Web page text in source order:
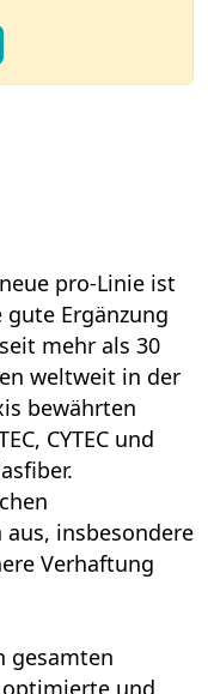
pro-Linie ist
gute Ergänzung
mehr als 30
weltweit in der
bewährten
CYTEC und
insbesondere
Verhaftung
gesamten
und